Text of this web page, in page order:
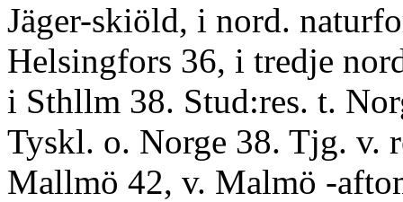
Jäger-skiöld, i nord.
Helsingfors 36, i tredje
i Sthllm 38. Stud:res. t.
Tyskl. o. Norge 38. Tjg. v.
Mallmö 42, v. Malmö -